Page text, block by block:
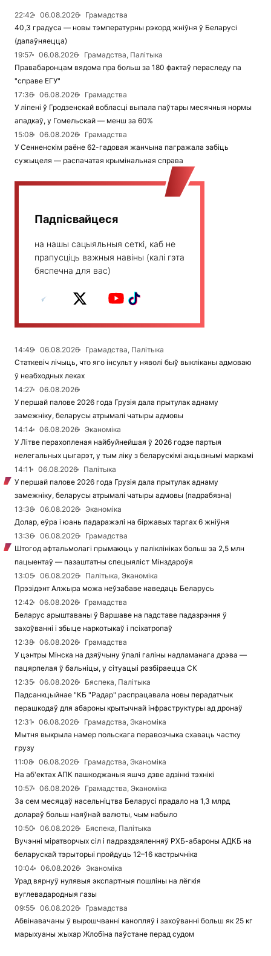
22:42 06.08.2026
Грамадства
40,3 градуса — новы тэмпературны рэкорд жніўня ў Беларусі
(дапаўняецца)
19:57
06.08.2026
Грамадства, Палітыка
Правабаронцам вядома пра больш за 180 фактаў пераследу па
"справе ЕГУ"
17:36
06.08.2026
Грамадства
У ліпені ў Гродзенскай вобласці выпала паўтары месячныя нормы
ападкаў, у Гомельскай — менш за 60%
15:08
06.08.2026
Грамадства
У Сенненскім раёне 62-гадовая жанчына пагражала забіць
сужыцеля — распачатая крымінальная справа
Падпісвайцеся
на нашы сацыяльныя сеткі, каб не
прапусціць важныя навіны (калі гэта
бяспечна для вас)
14:49 06.08.2026
Грамадства, Палітыка
Статкевіч лічыць, что яго інсульт у няволі быў выкліканы адмоваю
ў неабходных леках
14:27
06.08.2026
У першай палове 2026 года Грузія дала прытулак аднаму
замежніку, беларусы атрымалі чатыры адмовы
14:14
06.08.2026
Эканоміка
У Літве перахопленая найбуйнейшая ў 2026 годзе партыя
нелегальных цыгарэт, у тым ліку з беларускімі акцызнымі маркамі
14:11
06.08.2026
Палітыка
У першай палове 2026 года Грузія дала прытулак аднаму
замежніку, беларусы атрымалі чатыры адмовы (падрабязна)
13:38
06.08.2026
Эканоміка
Долар, еўра і юань падаражэлі на біржавых таргах 6 жніўня
13:36
06.08.2026
Грамадства
Штогод афтальмолагі прымаюць у паліклініках больш за 2,5 млн
пацыентаў — пазаштатны спецыяліст Мінздароўя
13:05
06.08.2026
Палітыка, Эканоміка
Прэзідэнт Алжыра можа неўзабаве наведаць Беларусь
12:42
06.08.2026
Грамадства
Беларус арыштаваны ў Варшаве на падставе падазрэння ў
захоўванні і збыце наркотыкаў і псіхатропаў
12:38
06.08.2026
Грамадства
У цэнтры Мінска на дзяўчыну ўпалі галіны надламанага дрэва —
пацярпелая ў бальніцы, у сітуацыі разбіраецца СК
12:35
06.08.2026
Бяспека, Палітыка
Падсанкцыйнае "КБ "Радар" распрацавала новы перадатчык
перашкодаў для абароны крытычнай інфраструктуры ад дронаў
12:31
06.08.2026
Грамадства, Эканоміка
Мытня выкрыла намер польскага перавозчыка схаваць частку
грузу
11:08
06.08.2026
Грамадства, Эканоміка
На аб'ектах АПК пашкоджаныя яшчэ дзве адзінкі тэхнікі
10:57
06.08.2026
Грамадства, Эканоміка
За сем месяцаў насельніцтва Беларусі прадало на 1,3 млрд
долараў больш наяўнай валюты, чым набыло
10:50
06.08.2026
Бяспека, Палітыка
Вучэнні міратворчых сіл і падраздзяленняў РХБ-абароны АДКБ на
беларускай тэрыторыі пройдуць 12–16 кастрычніка
10:04
06.08.2026
Эканоміка
Урад вярнуў нулявыя экспартныя пошліны на лёгкія
вуглевадародныя газы
09:55
06.08.2026
Грамадства
Абвінавачаны ў вырошчванні канопляў і захоўванні больш як 25 кг
марыхуаны жыхар Жлобіна паўстане перад судом